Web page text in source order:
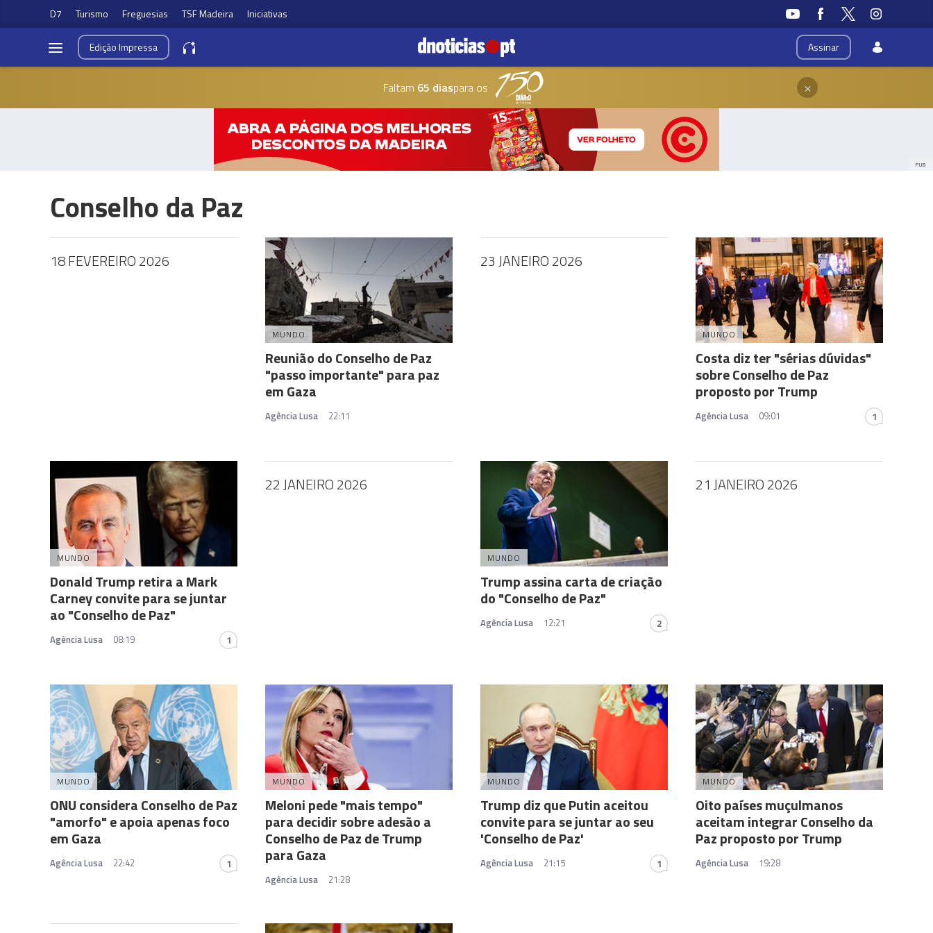
D7 Turismo Freguesias TSF Madeira Iniciativas
Assinar
EdiçãoImpressa
Faltam 65 diaspara os ×
PUB
Conselho da Paz
18 FEVEREIRO 2026
MUNDO
Reunião do Conselho de Paz
"passo importante" para paz
em Gaza
Agência Lusa 22:11
23 JANEIRO 2026
MUNDO
Costa diz ter "sérias dúvidas"
sobre Conselho de Paz
proposto por Trump
Agência Lusa 09:01 1
MUNDO
Donald Trump retira a Mark
Carney convite para se juntar
ao "Conselho de Paz"
Agência Lusa 08:19 1
22 JANEIRO 2026
MUNDO
Trump assina carta de criação
do "Conselho de Paz"
Agência Lusa 12:21 2
21 JANEIRO 2026
MUNDO
ONU considera Conselho de Paz
"amorfo" e apoia apenas foco
em Gaza
Agência Lusa 22:42 1
MUNDO
Meloni pede "mais tempo"
para decidir sobre adesão a
Conselho de Paz de Trump
para Gaza
Agência Lusa 21:28
MUNDO
Trump diz que Putin aceitou
convite para se juntar ao seu
'Conselho de Paz'
Agência Lusa 21:15 1
MUNDO
Oito países muçulmanos
aceitam integrar Conselho da
Paz proposto por Trump
Agência Lusa 19:28